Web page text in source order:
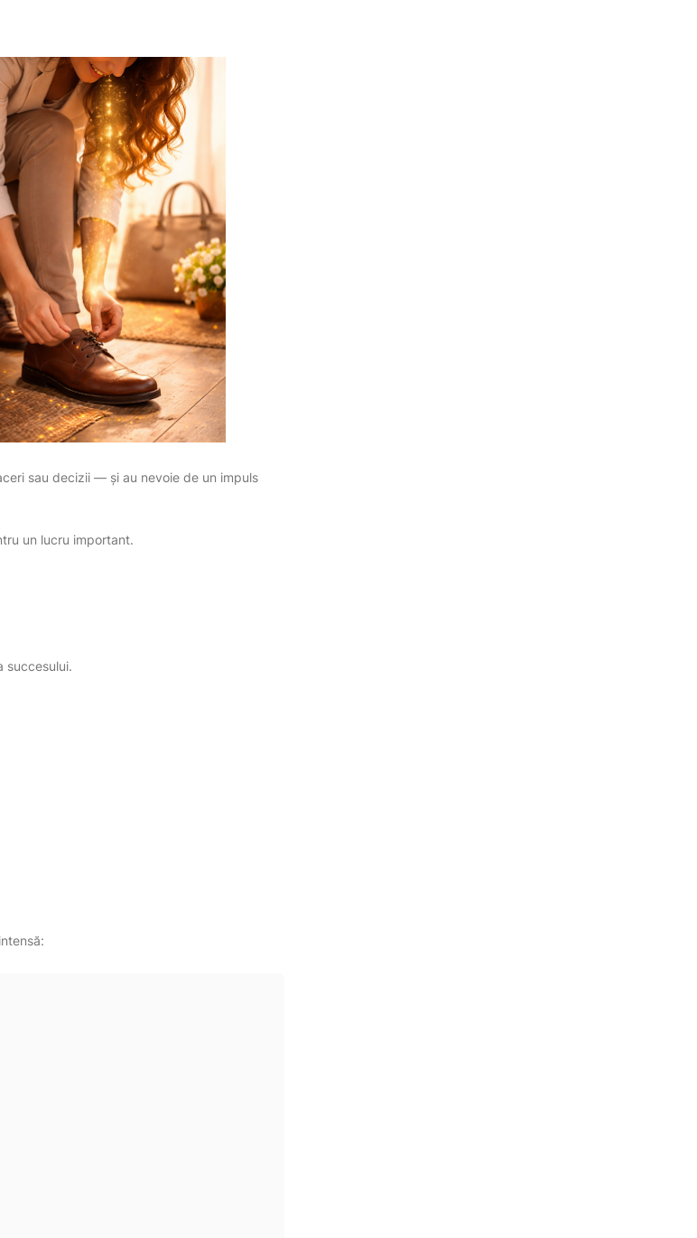
sau decizii — și au nevoie de un impuls
un lucru important.
succesului.